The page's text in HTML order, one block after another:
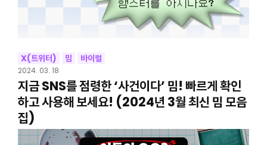
X(트위터) 밈 바이럴
2024. 03. 18
지금 SNS를 점령한 ‘사건이다’ 밈! 빠르게 확인
하고 사용해 보세요! (2024년 3월 최신 밈 모음
집)